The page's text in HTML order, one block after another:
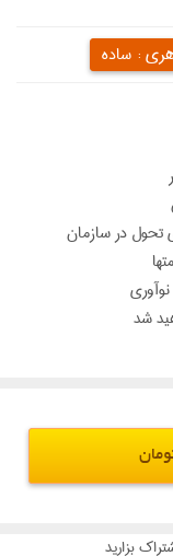
: ساده
تحول در سازمان
شد
بزارید